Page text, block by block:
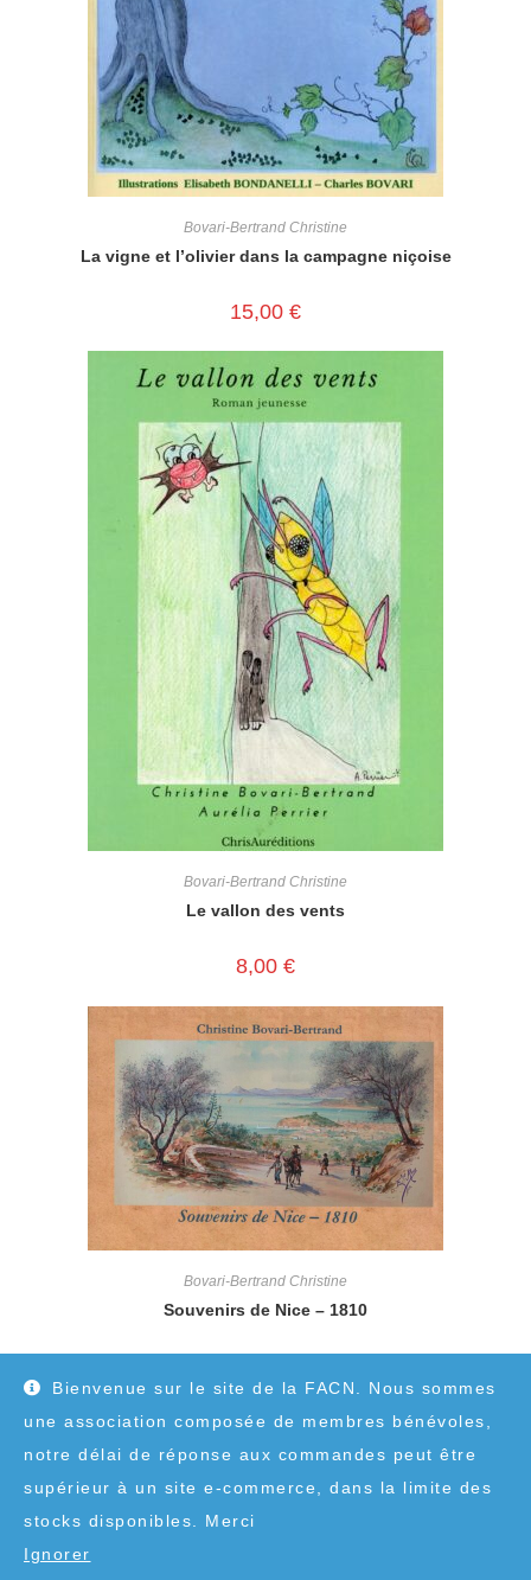
Bienvenue sur le site de la FACN. Nous sommes
une association composée de membres bénévoles,
notre délai de réponse aux commandes peut être
supérieur à un site e-commerce, dans la limite des
stocks disponibles. Merci
Ignorer
Bovari-Bertrand Christine
La vigne et l’olivier dans la campagne niçoise
15,00 €
Bovari-Bertrand Christine
Le vallon des vents
8,00 €
Bovari-Bertrand Christine
Souvenirs de Nice – 1810